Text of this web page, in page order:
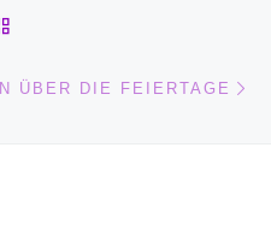
ÜBER DIE FEIERTAGE